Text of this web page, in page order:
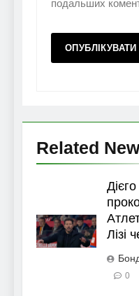
подальших
Related
Лізі
0